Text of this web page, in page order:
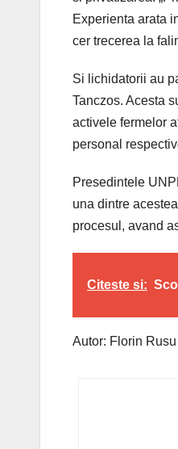
Experienta arata
cer trecerea la
Si lichidatorii au
Tanczos. Acesta
activele fermelor
personal
Presedintele
una dintre
procesul, avand
Citeste si:
Autor: Florin Rusu